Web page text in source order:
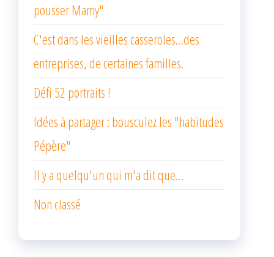
pousser Mamy"
C'est dans les vieilles casseroles…des
entreprises, de certaines familles.
Défi 52 portraits !
Idées à partager : bousculez les "habitudes
Pépère"
Il y a quelqu'un qui m'a dit que…
Non classé